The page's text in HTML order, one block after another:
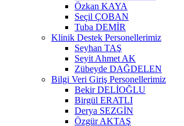
Özkan KAYA
Seçil ÇOBAN
Tuba DEMİR
Klinik Destek Personellerimiz
Seyhan TAŞ
Seyit Ahmet AK
Zübeyde DAĞDELEN
Bilgi Veri Giriş Personellerimiz
Bekir DELİOĞLU
Birgül ERATLI
Derya SEZGİN
Özgür AKTAŞ